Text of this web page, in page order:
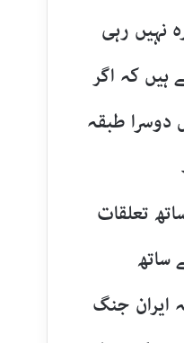
نہیں رہی
ہیں کہ اگر
دوسرا طبقہ
تعلقات
ساتھ
ایران جنگ